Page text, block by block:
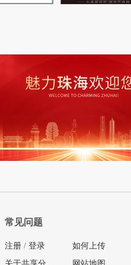
常见问题
注册 / 登录
如何上传